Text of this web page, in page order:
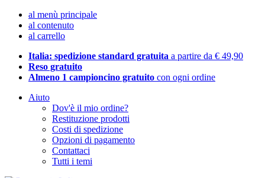
al menù principale
al contenuto
al carrello
Italia: spedizione standard gratuita a partire da € 49,90
Reso gratuito
Almeno 1 campioncino gratuito con ogni ordine
Aiuto
Dov'è il mio ordine?
Restituzione prodotti
Costi di spedizione
Opzioni di pagamento
Contattaci
Tutti i temi